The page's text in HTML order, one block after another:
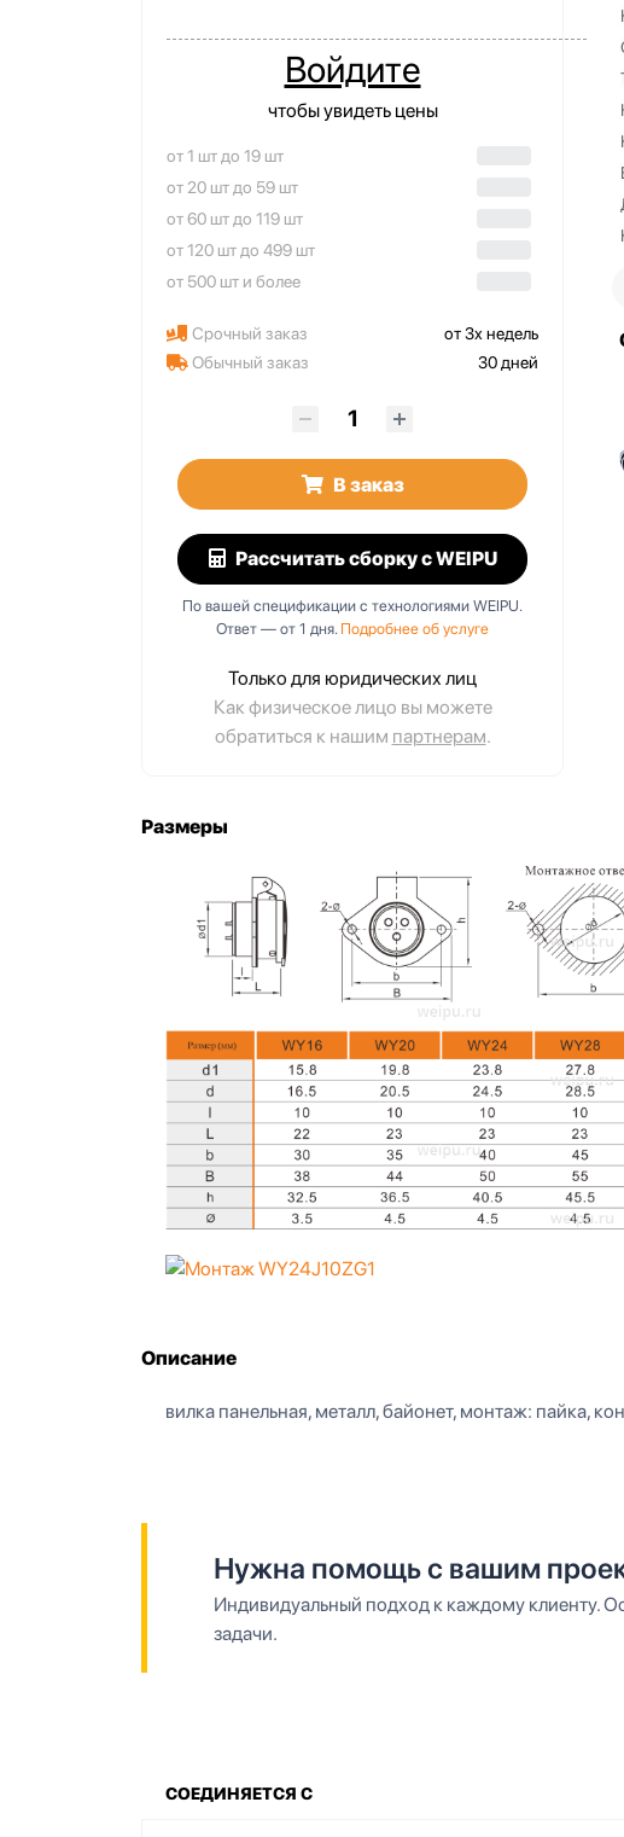
Войдите
чтобы увидеть цены
от 1 шт до 19 шт
от 20 шт до 59 шт
от 60 шт до 119 шт
от 120 шт до 499 шт
от 500 шт и более
Срочный заказ
от 3х недель
Обычный заказ
30 дней
В заказ
Рассчитать сборкус WEIPU
По вашей спецификации с технологиями WEIPU.
Ответ — от 1 дня. Подробнее об услуге
Только для юридических лиц
Как физическое лицо вы можете
обратиться к нашим партнерам.
10 pin, байонет, IP67,
кабельный с
металлическим
Размеры
Описание
вилка панельная, металл, байонет, монтаж: пайка,
Нужна помощь с вашим
Индивидуальный подход к каждому клиенту.
задачи.
СОЕДИНЯЕТСЯ С